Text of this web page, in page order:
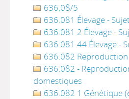
636.08/5
636.081 Élevage -
636.081 2 Élevage -
636.081 44 Élevage -
636.082 Reproduction
636.082 -
domestiques
636.082 1 Génétique